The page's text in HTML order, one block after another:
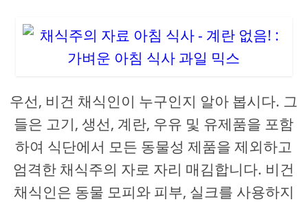
우선, 비건 채식인이 누구인지 알아 봅시다. 그
들은 고기, 생선, 계란, 우유 및 유제품을 포함
하여 식단에서 모든 동물성 제품을 제외하고
엄격한 채식주의 자로 자리 매김합니다. 비건
채식인은 동물 모피와 피부, 실크를 사용하지